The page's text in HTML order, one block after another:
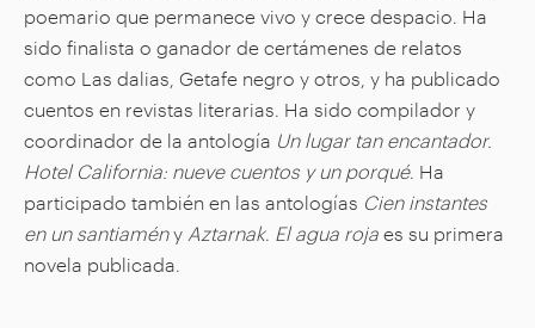
poemario que permanece vivo y crece despacio. Ha
sido finalista o ganador de certámenes de relatos
como Las dalias, Getafe negro y otros, y ha publicado
cuentos en revistas literarias. Ha sido compilador y
coordinador de la antología Un lugar tan encantador.
Hotel California: nueve cuentos y un porqué. Ha
participado también en las antologías Cien instantes
en un santiamény Aztarnak. El agua rojaes su primera
novela publicada.